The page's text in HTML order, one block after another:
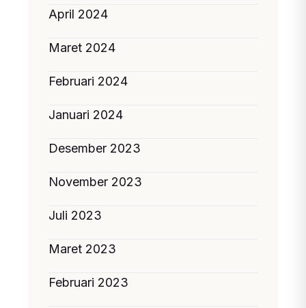
April 2024
Maret 2024
Februari 2024
Januari 2024
Desember 2023
November 2023
Juli 2023
Maret 2023
Februari 2023